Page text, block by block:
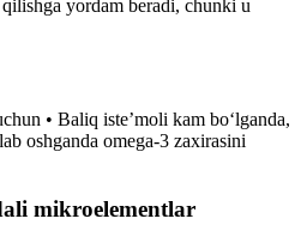
yordam beradi, chunki u
• Baliq isteʼmoli kam boʻlganda,
oshganda omega‑3 zaxirasini
mikroelementlar